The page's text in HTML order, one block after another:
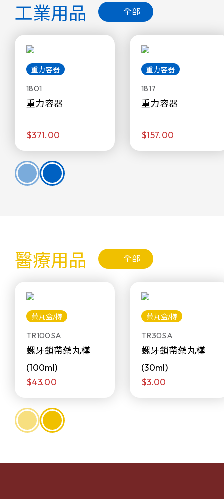
工業用品 全部
重力容器
1801
重力容器
$371.00
重力容器
1817
重力容器
$157.00
醫療用品 全部
藥丸盒/樽
TR100SA
螺牙鎖帶藥丸樽
(100ml)
$43.00
藥丸盒/樽
TR30SA
螺牙鎖帶藥丸樽
(30ml)
$3.00